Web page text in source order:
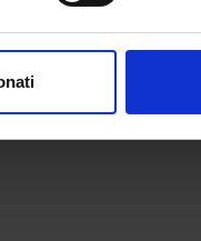
sui cookie.